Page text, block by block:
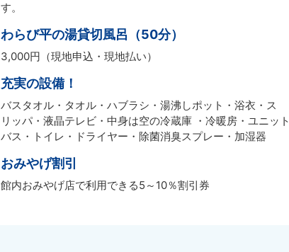
す。
わらび平の湯貸切風呂（50分）
3,000円（現地申込・現地払い）
充実の設備！
バスタオル・タオル・ハブラシ・湯沸しポット・浴衣・ス
リッパ・液晶テレビ・中身は空の冷蔵庫 ・冷暖房・ユニット
バス・トイレ・ドライヤー・除菌消臭スプレー・加湿器
おみやげ割引
館内おみやげ店で利用できる5～10％割引券